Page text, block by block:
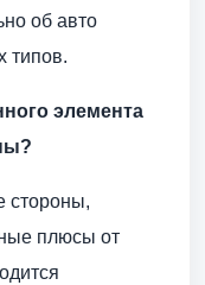
об авто
типов.
элемента
стороны,
плюсы от